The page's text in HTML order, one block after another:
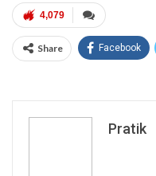
4,079
Share Facebook
Pratik